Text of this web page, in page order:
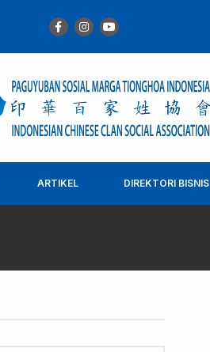
ARTIKEL DIREKTORI BISNIS